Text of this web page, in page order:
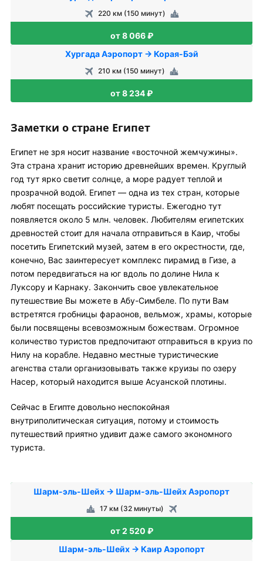
220 км (150 минут)
от 8 066 ₽
Хургада Аэропорт → Корая-Бэй
210 км (150 минут)
от 8 234 ₽
Заметки о стране Египет
Египет не зря носит название «восточной жемчужины».
Эта страна хранит историю древнейших времен. Круглый
год тут ярко светит солнце, а море радует теплой и
прозрачной водой. Египет — одна из тех стран, которые
любят посещать российские туристы. Ежегодно тут
появляется около 5 млн. человек. Любителям египетских
древностей стоит для начала отправиться в Каир, чтобы
посетить Египетский музей, затем в его окрестности, где,
конечно, Вас заинтересует комплекс пирамид в Гизе, а
потом передвигаться на юг вдоль по долине Нила к
Луксору и Карнаку. Закончить свое увлекательное
путешествие Вы можете в Абу-Симбеле. По пути Вам
встретятся гробницы фараонов, вельмож, храмы, которые
были посвящены всевозможным божествам. Огромное
количество туристов предпочитают отправиться в круиз по
Нилу на корабле. Недавно местные туристические
агенства стали организовывать также круизы по озеру
Насер, который находится выше Асуанской плотины.
Сейчас в Египте довольно неспокойная
внутриполитическая ситуация, потому и стоимость
путешествий приятно удивит даже самого экономного
туриста.
Шарм-эль-Шейх → Шарм-эль-Шейх Аэропорт
17 км (32 минуты)
от 2 520 ₽
Шарм-эль-Шейх → Каир Аэропорт